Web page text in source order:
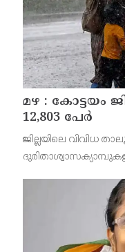
മഴ : കോട്ടയം
12,803 പേര്‍
ജില്ലയിലെ വിവിധ
5,244 പുരുഷന്മാരും